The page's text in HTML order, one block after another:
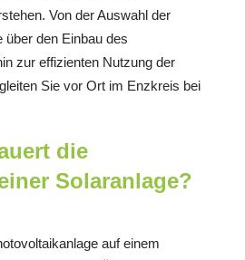
Von der Auswahl der
über den Einbau des
zur effizienten Nutzung der
Sie vor Ort im Enzkreis bei
die
Solaranlage?
auf einem